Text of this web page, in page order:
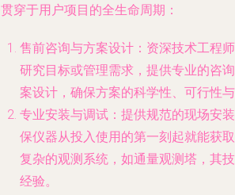
穿于用户项目的全生命周期：
售前咨询与方案设计 ：资深技术工程
研究目标或管理需求，提供专业的咨
案设计，确保方案的科学性、可行性与
专业安装与调试 ：提供规范的现场安
保仪器从投入使用的第一刻起就能获
复杂的观测系统，如通量观测塔，其
经验。